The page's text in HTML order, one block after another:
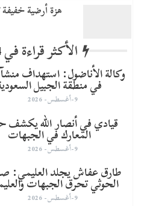
هزة أرضية
الأكثر قراءة في 24 ساعة
وكالة الأناضول: استهداف
في منطقة الجبيل
9-أغسطس- 2026
قيادي في أنصار الله يكشف
المعارك في الجبهات
9-أغسطس- 2026
طارق عفاش يجلد العليمي:
الحوثي تحرق الجبهات
9-أغسطس- 2026